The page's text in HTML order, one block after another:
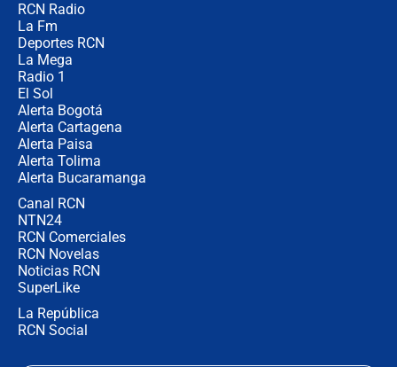
RCN Radio
La Fm
Deportes RCN
La Mega
Radio 1
El Sol
Alerta Bogotá
Alerta Cartagena
Alerta Paisa
Alerta Tolima
Alerta Bucaramanga
Canal RCN
NTN24
RCN Comerciales
RCN Novelas
Noticias RCN
SuperLike
La República
RCN Social